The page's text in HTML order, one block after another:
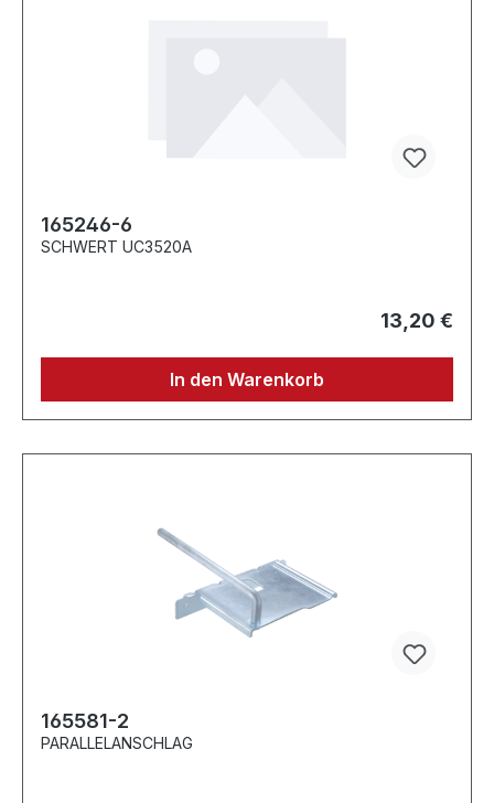
165246-6
SCHWERT UC3520A
13,20 €
In den Warenkorb
165581-2
PARALLELANSCHLAG